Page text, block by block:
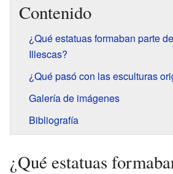
Contenido
¿Qué estatuas formaban parte
Illescas?
¿Qué pasó con las esculturas
Galería de imágenes
Bibliografía
¿Qué estatuas